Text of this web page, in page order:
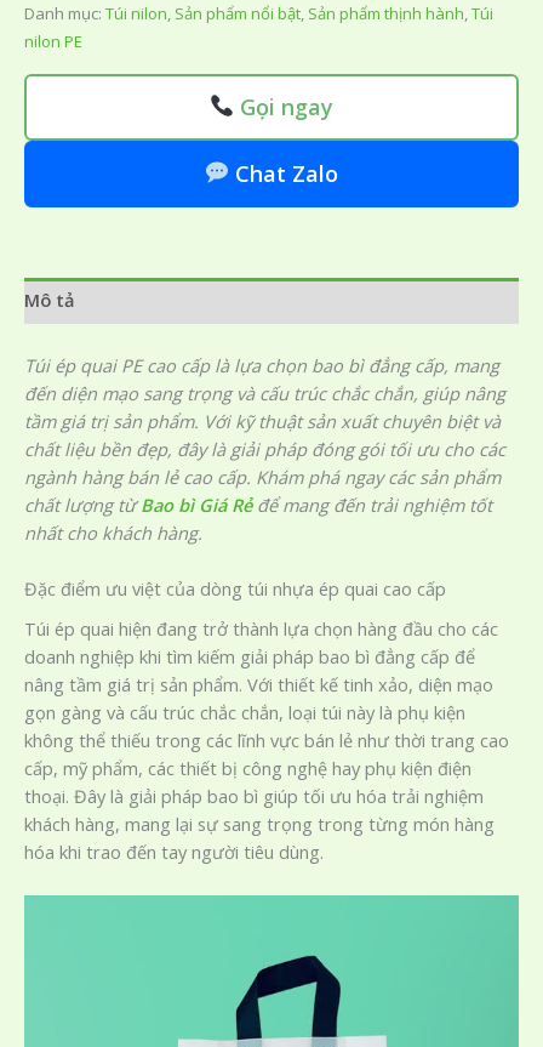
Danh mục: Túi nilon, Sản phẩm nổi bật, Sản phẩm thịnh hành,Túi
nilon PE
Gọi ngay
Chat Zalo
Mô tả
Túi ép quai PE cao cấp là lựa chọn bao bì đẳng cấp, mang
đến diện mạo sang trọng và cấu trúc chắc chắn, giúp nâng
tầm giá trị sản phẩm. Với kỹ thuật sản xuất chuyên biệt và
chất liệu bền đẹp, đây là giải pháp đóng gói tối ưu cho các
ngành hàng bán lẻ cao cấp. Khám phá ngay các sản phẩm
chất lượng từBao bì Giá Rẻđể mang đến trải nghiệm tốt
nhất cho khách hàng.
Đặc điểm ưu việt của dòng túi nhựa ép quai cao cấp
Túi ép quai hiện đang trở thành lựa chọn hàng đầu cho các
doanh nghiệp khi tìm kiếm giải pháp bao bì đẳng cấp để
nâng tầm giá trị sản phẩm. Với thiết kế tinh xảo, diện mạo
gọn gàng và cấu trúc chắc chắn, loại túi này là phụ kiện
không thể thiếu trong các lĩnh vực bán lẻ như thời trang cao
cấp, mỹ phẩm, các thiết bị công nghệ hay phụ kiện điện
thoại. Đây là giải pháp bao bì giúp tối ưu hóa trải nghiệm
khách hàng, mang lại sự sang trọng trong từng món hàng
hóa khi trao đến tay người tiêu dùng.